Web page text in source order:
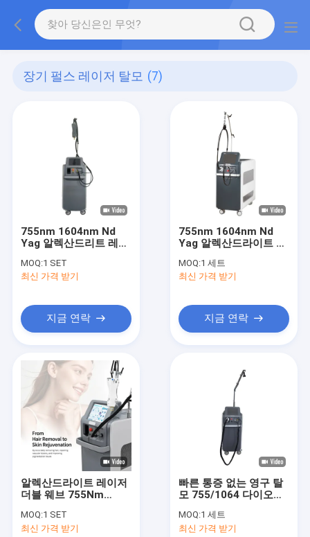
장기 펄스 레이저 탈모 (7)
755nm 1604nm Nd
Yag 알렉산드리트 레이
MOQ:1 SET
최신 가격 받기
지금 연락
755nm 1604nm Nd
Yag 알렉산드라이트 긴
MOQ:1 세트
최신 가격 받기
지금 연락
알렉산드라이트 레이저
더블 웨브 755Nm
Yag 레이저 탈모 기계
MOQ:1 SET
최신 가격 받기
빠른 통증 없는 영구 탈
모 755/1064 다이오드
트 야그 다이오드 섬유
레이저 탈모 기계
MOQ:1 세트
최신 가격 받기